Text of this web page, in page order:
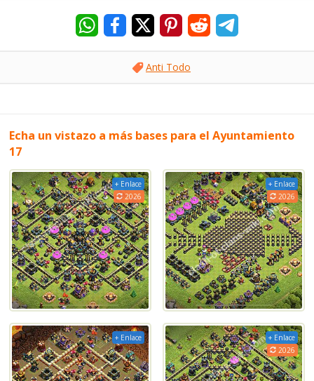
Anti Todo
Echa un vistazo a más bases para el Ayuntamiento
17
+ Enlace
2026
+ Enlace
2026
+ Enlace
+ Enlace
2026